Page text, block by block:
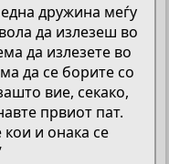
дружина меѓу
да излезеш во
да излезете во
да се борите со
вие, секако,
првиот пат.
и онака се